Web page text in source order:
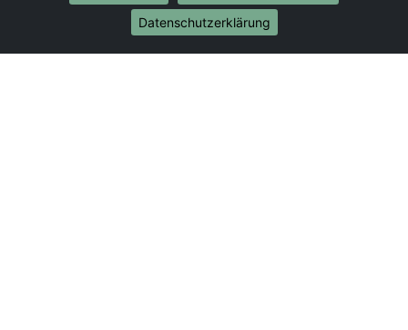
Umzug von Salzgitter nach Münster
Datenschutzerklärung